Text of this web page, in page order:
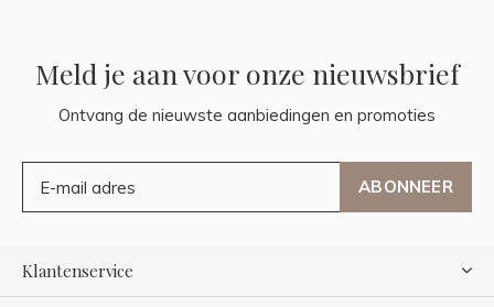
Meld je aan voor onze nieuwsbrief
Ontvang de nieuwste aanbiedingen en promoties
ABONNEER
Klantenservice